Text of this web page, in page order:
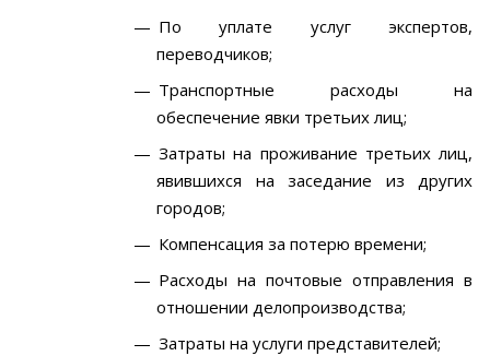
По уплате услуг экспертов,
переводчиков;
Транспортные расходы на
обеспечение явки третьих лиц;
Затраты на проживание третьих лиц,
явившихся на заседание из других
городов;
Компенсация за потерю времени;
Расходы на почтовые отправления в
отношении делопроизводства;
Затраты на услуги представителей;